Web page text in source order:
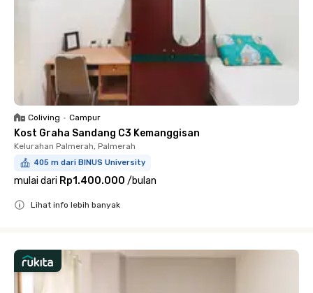
Coliving • Campur
Kost Graha Sandang C3 Kemanggisan
Kelurahan Palmerah, Palmerah
405 m dari BINUS University
mulai dari Rp1.400.000 /bulan
Lihat info lebih banyak